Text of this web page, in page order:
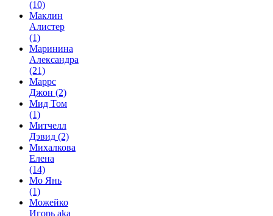
(10)
Маклин
Алистер
(1)
Маринина
Александра
(21)
Маррс
Джон (2)
Мид Том
(1)
Митчелл
Дэвид (2)
Михалкова
Елена
(14)
Мо Янь
(1)
Можейко
Игорь aka